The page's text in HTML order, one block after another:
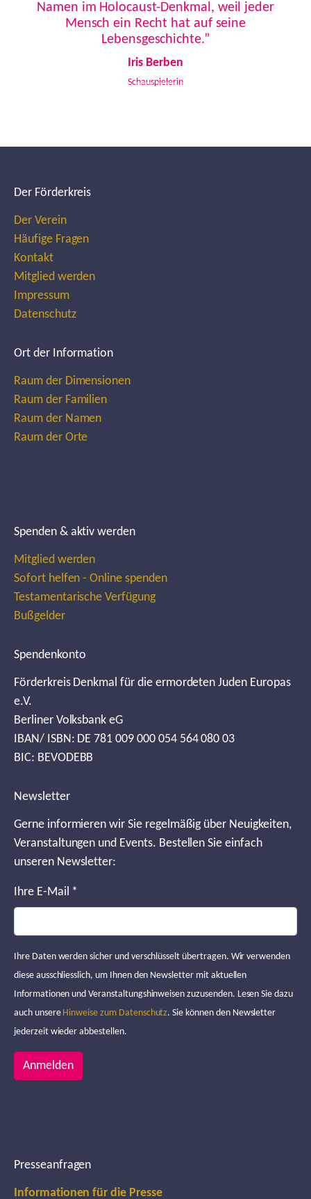
Namen im Holocaust-Denkmal, weil jeder
Mensch ein Recht hat auf seine
Lebensgeschichte.”
Iris Berben
Schauspielerin
Der Förderkreis
Der Verein
Häufige Fragen
Kontakt
Mitglied werden
Impressum
Datenschutz
Ort der Information
Raum der Dimensionen
Raum der Familien
Raum der Namen
Raum der Orte
Spenden & aktiv werden
Mitglied werden
Sofort helfen - Online spenden
Testamentarische Verfügung
Bußgelder
Spendenkonto
Förderkreis Denkmal für die ermordeten Juden Europas
e.V.
Berliner Volksbank eG
IBAN/ ISBN: DE 781 009 000 054 564 080 03
BIC: BEVODEBB
Newsletter
Gerne informieren wir Sie regelmäßig über Neuigkeiten,
Veranstaltungen und Events. Bestellen Sie einfach
unseren Newsletter:
Ihre E-Mail *
Ihre Daten werden sicher und verschlüsselt übertragen. Wir verwenden
diese ausschliesslich, um Ihnen den Newsletter mit aktuellen
Informationen und Veranstaltungshinweisen zuzusenden. Lesen Sie dazu
auch unsere Hinweise zum Datenschutz. Sie können den Newsletter
jederzeit wieder abbestellen.
Anmelden
Presseanfragen
Informationen für die Presse